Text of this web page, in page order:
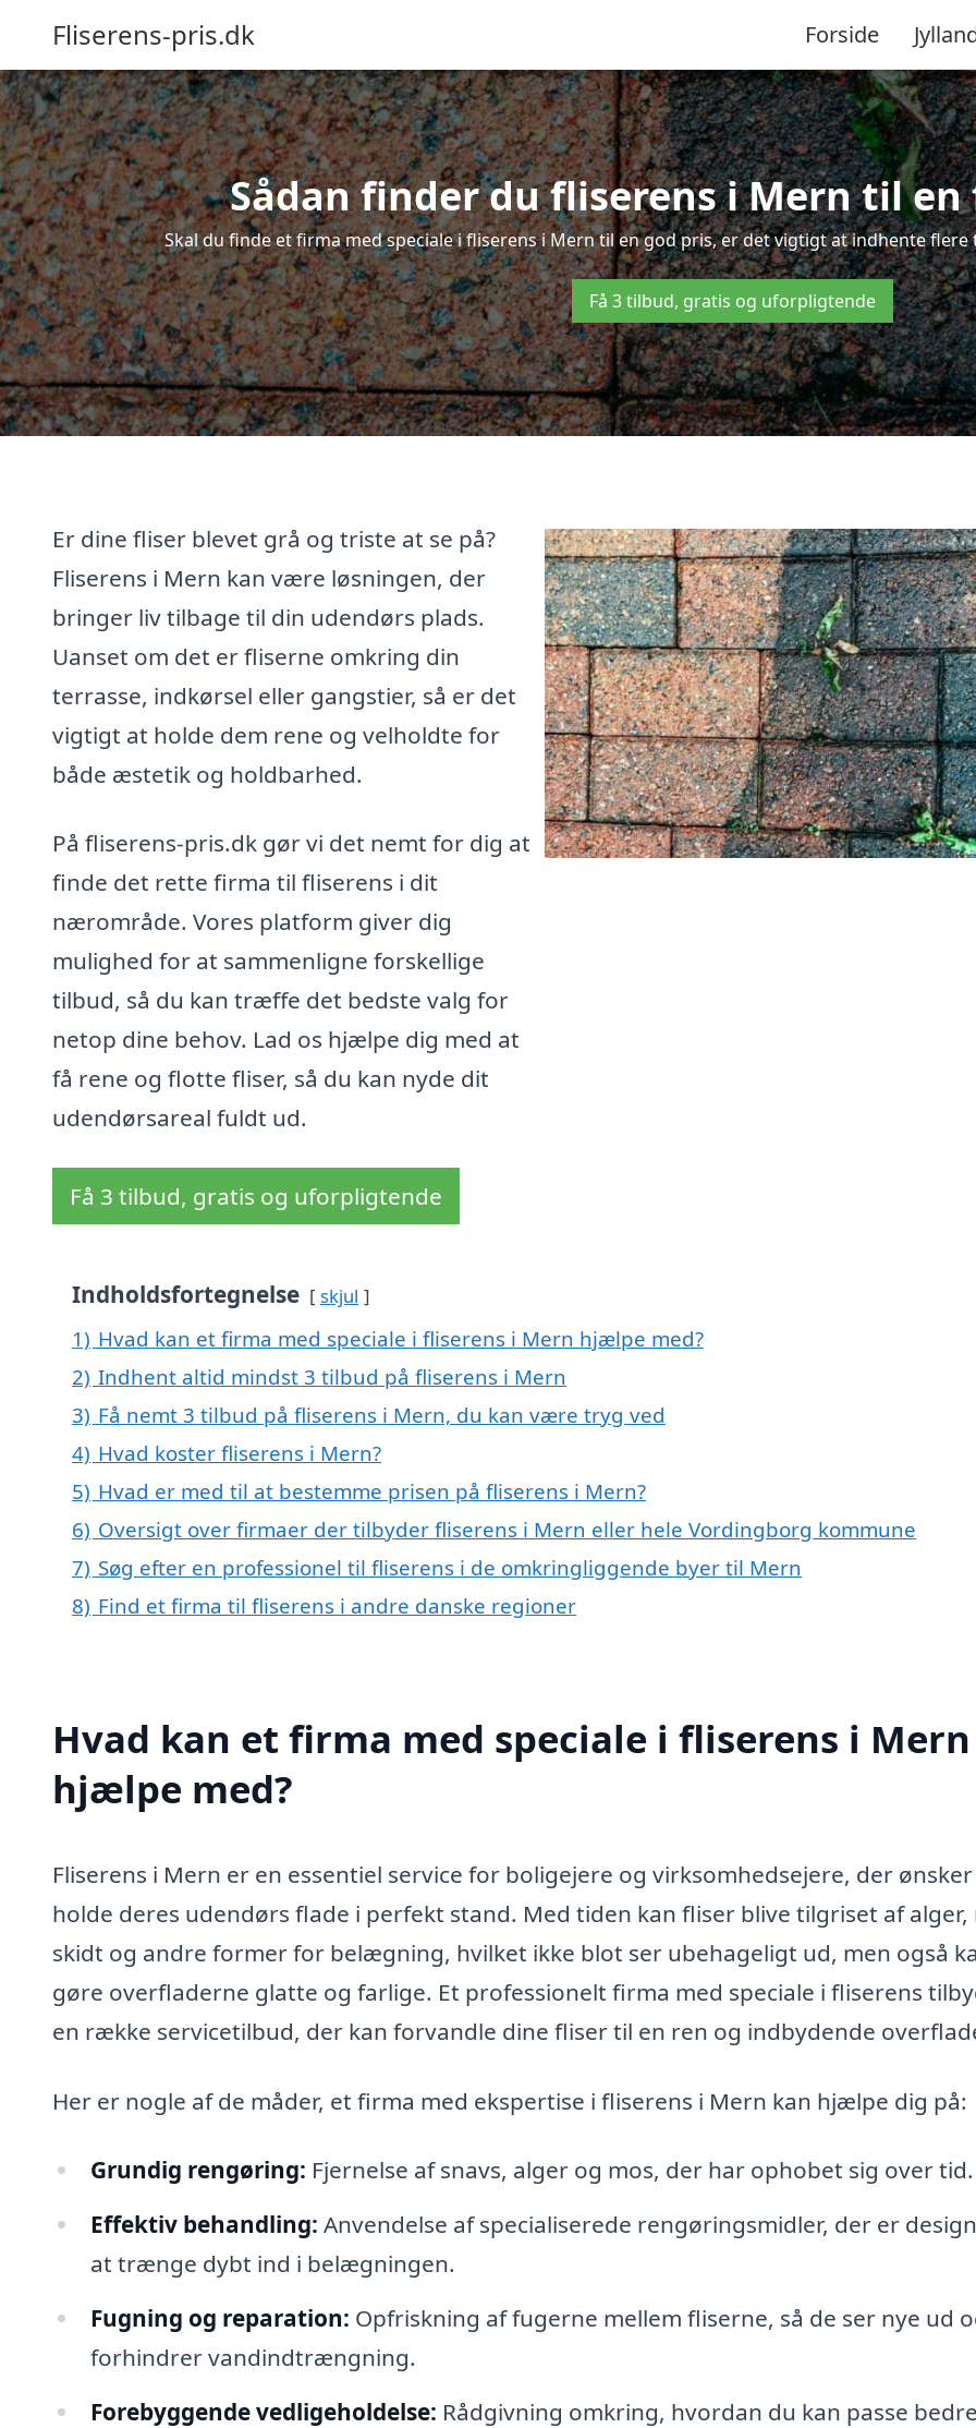
Fliserens-pris.dk Forside
Sådan finder du fliserens i Mern til
Skal du finde et firma med speciale i fliserens i Mern til en god pris, er det vigtigt at indhente
Få 3 tilbud, gratis og uforpligtende
Er dine fliser blevet grå og triste at se på?
Fliserens i Mern kan være løsningen, der
bringer liv tilbage til din udendørs plads.
Uanset om det er fliserne omkring din
terrasse, indkørsel eller gangstier, så er det
vigtigt at holde dem rene og velholdte for
både æstetik og holdbarhed.
På fliserens-pris.dk gør vi det nemt for dig at
finde det rette firma til fliserens i dit
nærområde. Vores platform giver dig
mulighed for at sammenligne forskellige
tilbud, så du kan træffe det bedste valg for
netop dine behov. Lad os hjælpe dig med at
få rene og flotte fliser, så du kan nyde dit
udendørsareal fuldt ud.
Få 3 tilbud, gratis og uforpligtende
Indholdsfortegnelse skjul
1) Hvad kan et firma med speciale i fliserens i Mern hjælpe med?
2) Indhent altid mindst 3 tilbud på fliserens i Mern
3) Få nemt 3 tilbud på fliserens i Mern, du kan være tryg ved
4) Hvad koster fliserens i Mern?
5) Hvad er med til at bestemme prisen på fliserens i Mern?
6) Oversigt over firmaer der tilbyder fliserens i Mern eller hele Vordingborg kommune
7) Søg efter en professionel til fliserens i de omkringliggende byer til Mern
8) Find et firma til fliserens i andre danske regioner
Hvad kan et firma med speciale i fliserens i Mern
hjælpe med?
Fliserens i Mern er en essentiel service for boligejere og virksomhedsejere, der
holde deres udendørs flade i perfekt stand. Med tiden kan fliser blive tilgriset af alger,
skidt og andre former for belægning, hvilket ikke blot ser ubehageligt ud, men også
gøre overfladerne glatte og farlige. Et professionelt firma med speciale i fliserens
en række servicetilbud, der kan forvandle dine fliser til en ren og indbydende
Her er nogle af de måder, et firma med ekspertise i fliserens i Mern kan hjælpe dig på:
Grundig rengøring: Fjernelse af snavs, alger og mos, der har ophobet sig over tid.
Effektiv behandling: Anvendelse af specialiserede rengøringsmidler, der er
at trænge dybt ind i belægningen.
Fugning og reparation: Opfriskning af fugerne mellem fliserne, så de ser nye ud
forhindrer vandindtrængning.
Forebyggende vedligeholdelse: Rådgivning omkring, hvordan du kan passe